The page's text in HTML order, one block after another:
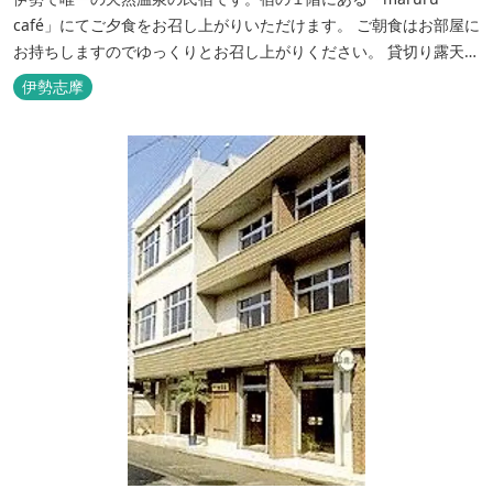
café」にてご夕食をお召し上がりいただけます。 ご朝食はお部屋に
お持ちしますのでゆっくりとお召し上がりください。 貸切り露天風
呂完備、駅近、夫婦岩まで徒歩15分です。
伊勢志摩